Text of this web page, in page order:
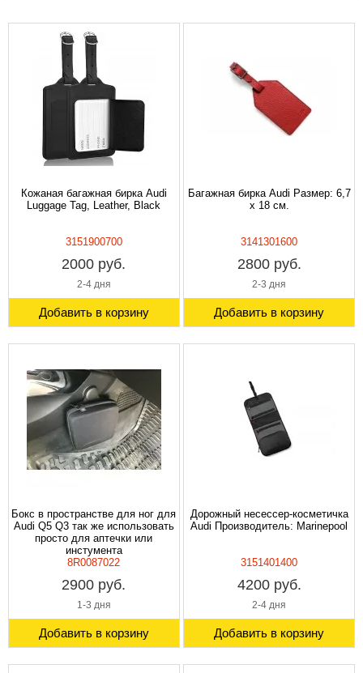
Кожаная багажная бирка Audi
Luggage Tag, Leather, Black
3151900700
2000 руб.
2-4 дня
Добавить в корзину
Багажная бирка Audi Размер: 6,7
x 18 см.
3141301600
2800 руб.
2-3 дня
Добавить в корзину
Бокс в пространстве для ног для
Audi Q5 Q3 так же использовать
просто для аптечки или
инстумента
8R0087022
2900 руб.
1-3 дня
Добавить в корзину
Дорожный несессер-косметичка
Audi Производитель: Marinepool
3151401400
4200 руб.
2-4 дня
Добавить в корзину